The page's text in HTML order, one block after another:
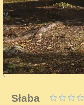
Słaba